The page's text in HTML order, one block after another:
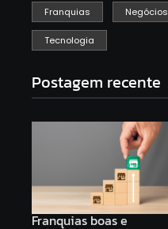
Franquias Negócios
Tecnologia
Postagem recente
Franquias boas e